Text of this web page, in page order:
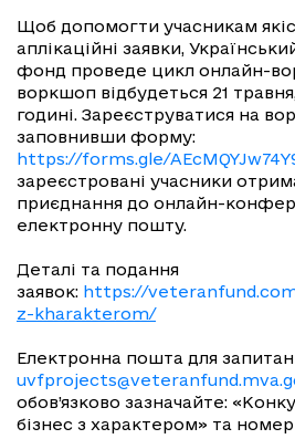
Щоб допомогти учасникам
аплікаційні заявки,
фонд проведе цикл онлайн-
воркшоп відбудеться 21
годині. Зареєструватися на
заповнивши форму:
https://forms.gle/
зареєстровані учасники
приєднання до онлайн-
електронну пошту.
Деталі та подання
заявок: https://
z-kharakterom/
Електронна пошта для
обов’язково зазначайте:
бізнес з характером» та